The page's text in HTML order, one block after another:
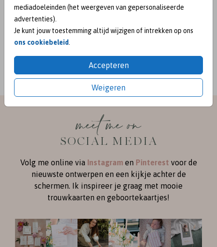
mediadoeleinden (het weergeven van gepersonaliseerde
advertenties).
Je kunt jouw toestemming altijd wijzigen of intrekken op ons
ons cookiebeleid
Accepteren
Weigeren
BEKEND VAN:
meet me on
SOCIAL MEDIA
Volg me online via Instagramen Pinterest voor de
nieuwste ontwerpen en een kijkje achter de
schermen. Ik inspireer je graag met mooie
trouwkaarten en geboortekaartjes!